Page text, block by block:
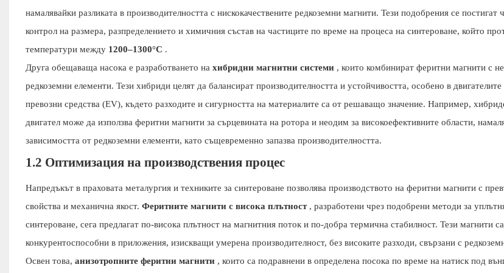
намалявайки разликата в производителността с нискокачествените редкоземни магнити. Тези подобрения се постигат
контрол на размера, разпределението и химичния състав на частиците по време на процеса на синтероване, който
температури между 1200–1300°C .
Друга обещаваща насока е разработването на хибридни магнитни системи, които комбинират феритни магнити с
редкоземни елементи. Тези хибриди целят да балансират производителността и устойчивостта, особено в двигателите
превозни средства (EV), където разходите и сигурността на материалите са от решаващо значение. Например,
двигател може да използва феритни магнити за сърцевината на ротора и неодим за високоефективните области,
зависимостта от редкоземни елементи, като същевременно запазва производителността.
1.2 Оптимизация на производствения процес
Напредъкът в праховата металургия и техниките за синтероване позволява производството на феритни магнити с
свойства и механична якост. Феритните магнити с висока плътност, разработени чрез подобрени методи за
синтероване, сега предлагат по-висока плътност на магнитния поток и по-добра термична стабилност. Тези магнити
конкурентоспособни в приложения, изискващи умерена производителност, без високите разходи, свързани с
Освен това, анизотропните феритни магнити, които са подравнени в определена посока по време на натиск под